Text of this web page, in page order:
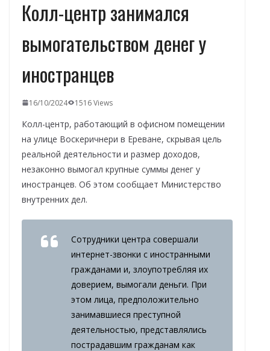
Колл-центр занимался
вымогательством денег у
иностранцев
16/10/2024 1516 Views
Колл-центр, работающий в офисном помещении
на улице Воскеричнери в Ереване, скрывая цель
реальной деятельности и размер доходов,
незаконно вымогал крупные суммы денег у
иностранцев. Об этом сообщает Министерство
внутренних дел.
Сотрудники центра совершали
интернет-звонки с иностранными
гражданами и, злоупотребляя их
доверием, вымогали деньги. При
этом лица, предположительно
занимавшиеся преступной
деятельностью, представлялись
пострадавшим гражданам как